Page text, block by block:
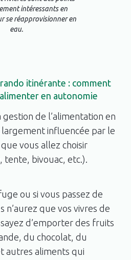
intéressants en
se réapprovisionner en
eau.
itinérante : comment
en autonomie
de l’alimentation en
influencée par le
vous allez choisir
tente, bivouac, etc.).
ou si vous passez de
n’aurez que vos vivres de
d’emporter des fruits
du chocolat, du
autres aliments qui